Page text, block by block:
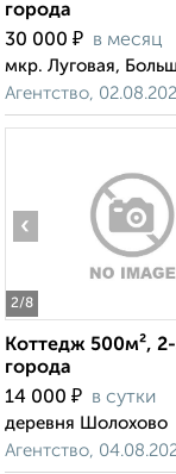
города
30 000 ₽ в месяц
мкр. Луговая,
Агентство,
2/8
‹
Коттедж 500м²,
города
14 000 ₽ в сутки
деревня Шолохово
Агентство,